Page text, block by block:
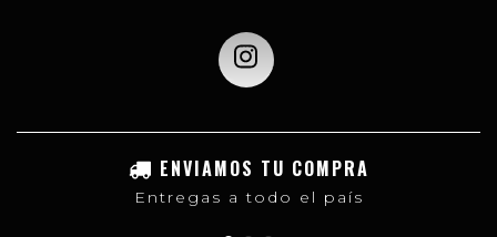
ENVIAMOS TU COMPRA
Entregas a todo el país